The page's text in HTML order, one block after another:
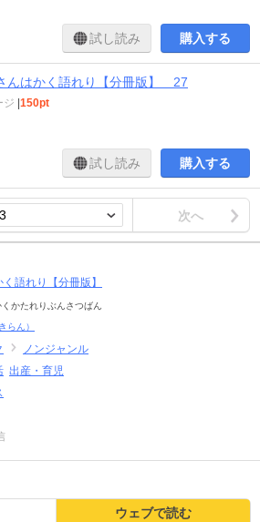
試し読み 購入する
んはかく語れり【分冊版】 27
ジ 150pt
試し読み 購入する
次へ
語れり【分冊版】
かたれりぶんさつばん
らん）
ノンジャンル
出産・育児
ウェブで読む